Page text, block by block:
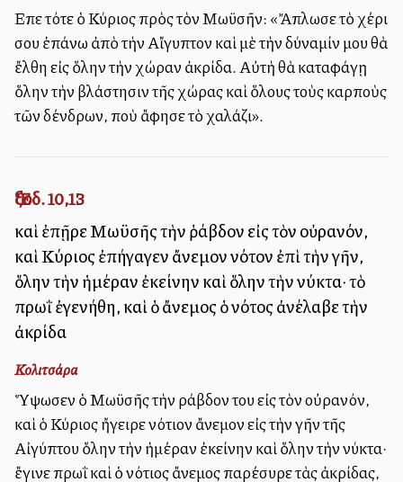
Εἶπε τότε ὁ Κύριος πρὸς τὸν Μωϋσῆν: «Ἄπλωσε τὸ χέρι
σου ἐπάνω ἀπὸ τὴν Αἴγυπτον καὶ μὲ τὴν δύναμίν μου θὰ
ἔλθη εἰς ὅλην τὴν χώραν ἀκρίδα. Αὐτὴ θὰ καταφάγῃ
ὅλην τὴν βλάστησιν τῆς χώρας καὶ ὅλους τοὺς καρποὺς
τῶν δένδρων, ποὺ ἄφησε τὸ χαλάζι».
Ἔξοδ. 10,13
καὶ ἐπῇρε Μωϋσῆς τὴν ῥάβδον εἰς τὸν οὐρανόν,
καὶ Κύριος ἐπήγαγεν ἄνεμον νότον ἐπὶ τὴν γῆν,
ὅλην τὴν ἡμέραν ἐκείνην καὶ ὅλην τὴν νύκτα· τὸ
πρωῒ ἐγενήθη, καὶ ὁ ἄνεμος ὁ νότος ἀνέλαβε τὴν
ἀκρίδα
Κολιτσάρα
Ὕψωσεν ὁ Μωϋσῆς τὴν ράβδον του εἰς τὸν οὐρανόν,
καὶ ὁ Κύριος ἤγειρε νότιον ἄνεμον εἰς τὴν γῆν τῆς
Αἰγύπτου ὅλην τὴν ἡμέραν ἐκείνην καὶ ὅλην τὴν νύκτα·
ἔγινε πρωῒ καὶ ὁ νότιος ἄνεμος παρέσυρε τὰς ἀκρίδας,